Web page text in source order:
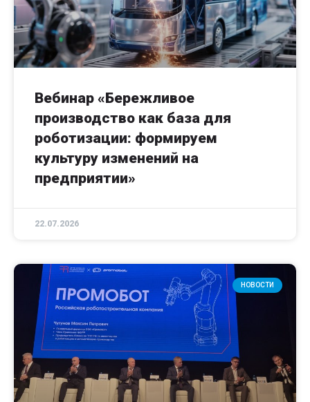
Вебинар «Бережливое
производство как база для
роботизации: формируем
культуру изменений на
предприятии»
22.07.2026
НОВОСТИ